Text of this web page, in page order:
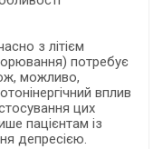
з літієм
потребує
можливо,
вплив
цих
пацієнтам із
депресією.